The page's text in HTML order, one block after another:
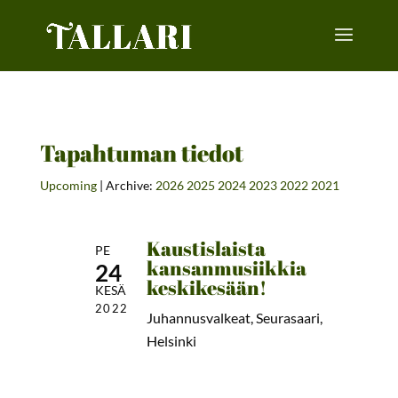
Tapahtuman tiedot
Upcoming| Archive: 2026 2025 2024 2023 2022 2021
PE
24
KESÄ
2022
Kaustislaista
kansanmusiikkia
keskikesään!
Juhannusvalkeat, Seurasaari,
Helsinki